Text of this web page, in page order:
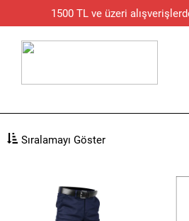
1500 TL ve üzeri
Sıralamayı Göster